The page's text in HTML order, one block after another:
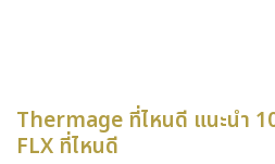
Thermage ที่ไหนดี แนะนำ
FLX ที่ไหนดี